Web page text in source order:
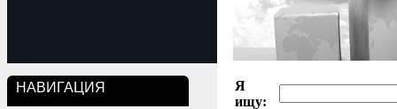
НАВИГАЦИЯ
Я
ищу: